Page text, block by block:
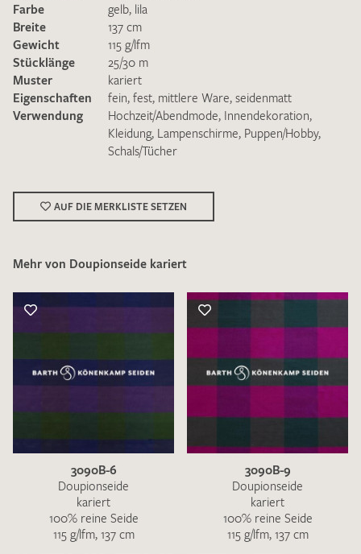
Ich bin damit einverstanden, dass meine angegebenen Daten
DieDatenschutzbestimmungenhabe ich zur Kenntnis
genommen und akzeptiere diese.
MUSTERANFRAGE SENDEN
Farbe
gelb, lila
Breite
137 cm
Gewicht
115 g/lfm
Stücklänge
25/30 m
Muster
kariert
Eigenschaften
fein, fest, mittlere Ware, seidenmatt
Verwendung
Hochzeit/Abendmode, Innendekoration,
Kleidung, Lampenschirme, Puppen/Hobby,
Schals/Tücher
AUF DIE MERKLISTE SETZEN
Mehr von Doupionseide kariert
3090B-6
Doupionseide
kariert
100% reine Seide
115 g/lfm, 137 cm
3090B-9
Doupionseide
kariert
100% reine Seide
115 g/lfm, 137 cm